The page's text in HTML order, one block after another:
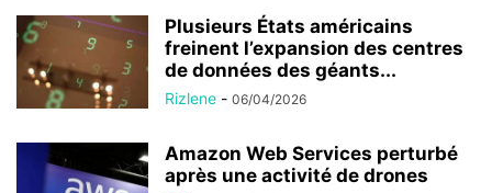
Plusieurs États américains
freinent l’expansion des centres
de données des géants...
Rizlene - 06/04/2026
Amazon Web Services perturbé
après une activité de drones